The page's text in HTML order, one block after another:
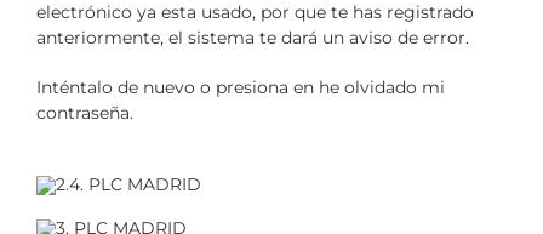
electrónico ya esta usado, por que te has registrado
anteriormente, el sistema te dará un aviso de error.
Inténtalo de nuevo o presiona en he olvidado mi
contraseña.